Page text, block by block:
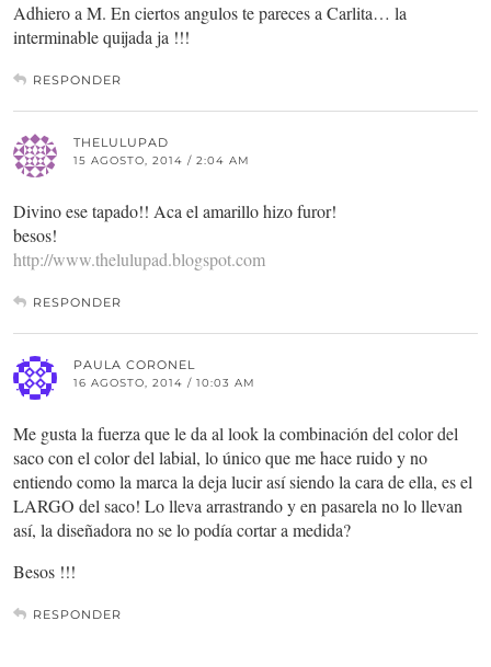
Adhiero a M. En ciertos angulos te pareces a Carlita… la
interminable quijada ja !!!
RESPONDER
THELULUPAD
15 AGOSTO, 2014 / 2:04 AM
Divino ese tapado!! Aca el amarillo hizo furor!
besos!
http://www.thelulupad.blogspot.com
RESPONDER
PAULA CORONEL
16 AGOSTO, 2014 / 10:03 AM
Me gusta la fuerza que le da al look la combinación del color del
saco con el color del labial, lo único que me hace ruido y no
entiendo como la marca la deja lucir así siendo la cara de ella, es el
LARGO del saco! Lo lleva arrastrando y en pasarela no lo llevan
así, la diseñadora no se lo podía cortar a medida?
Besos !!!
RESPONDER